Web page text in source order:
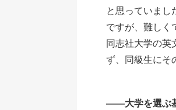
と思っていまし
ですが、難しく
同志社大学の英
ず、同級生にそ
――大学を選ぶ